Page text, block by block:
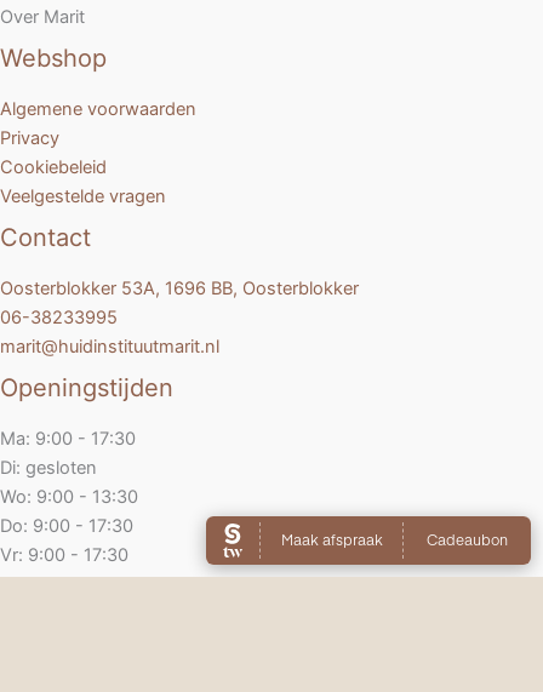
Over Marit
Webshop
Algemene voorwaarden
Privacy
Cookiebeleid
Veelgestelde vragen
Contact
Oosterblokker 53A, 1696 BB, Oosterblokker
06-38233995
marit@huidinstituutmarit.nl
Openingstijden
Ma: 9:00 - 17:30
Di: gesloten
Wo: 9:00 - 13:30
Do: 9:00 - 17:30
Vr: 9:00 - 17:30